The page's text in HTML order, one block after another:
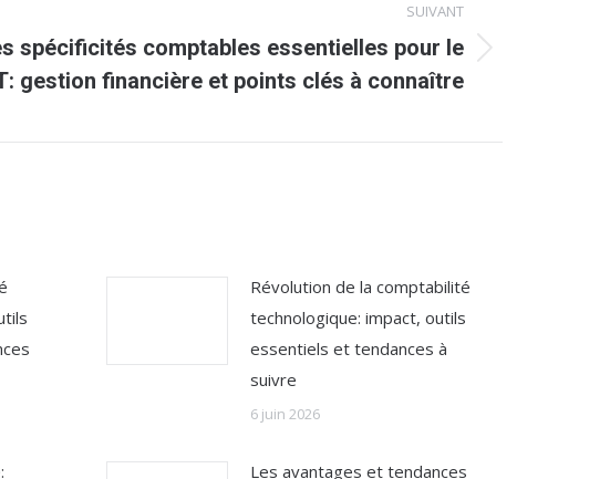
SUIVANT
spécificités comptables essentielles pour le
gestion financière et points clés à connaître
Révolution de la comptabilité
technologique: impact, outils
essentiels et tendances à
suivre
6 juin 2026
Les avantages et tendances